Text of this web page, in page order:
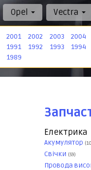
2001 2002 2003 2004
1991 1992 1993 1994
1989
Opel Vectra
Електрика
Акумулятор
Свічки (59)
Провода